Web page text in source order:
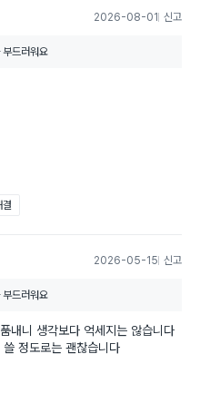
2026-08-01 신고
부드러워요
2026-05-15 신고
부드러워요
내니 생각보다 억세지는 않습니다
정도로는 괜찮습니다